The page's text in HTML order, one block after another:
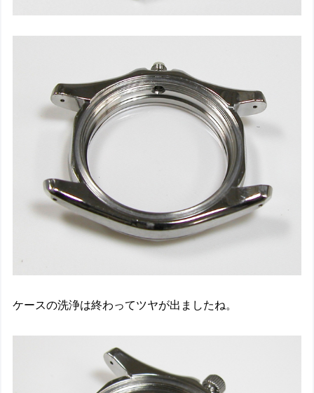
ケースの洗浄は終わってツヤが出ましたね。